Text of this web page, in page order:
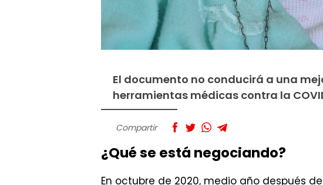
El documento no conducirá a una
herramientas médicas contra la
Compartir
¿Qué se está negociando?
En octubre de 2020, medio año después